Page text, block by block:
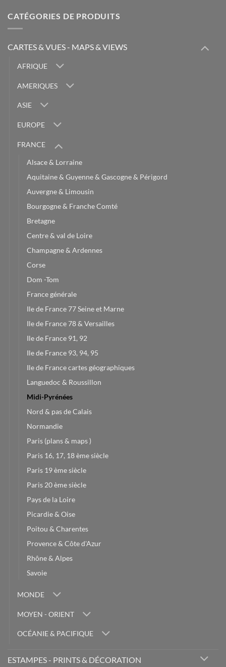
CATÉGORIES DE PRODUITS
CARTES & VUES - MAPS & VIEWS
AFRIQUE
AMERIQUES
ASIE
EUROPE
FRANCE
Alsace & Lorraine
Aquitaine & Guyenne & Gascogne & Périgord
Auvergne & Limousin
Bourgogne & Franche Comté
Bretagne
Centre & val de Loire
Champagne & Ardennes
Corse
Dom -Tom
France générale
Ile de France 77 Seine et Marne
Ile de France 78 & Versailles
Ile de France 91, 92
Ile de France 93, 94, 95
Ile de France cartes géographiques
Languedoc & Roussillon
Midi-Pyrénées
Nord & pas de Calais
Normandie
Paris (plans & maps )
Paris 16, 17, 18 ème siècle
Paris 19 ème siècle
Paris 20 ème siècle
Pays de la Loire
Picardie & Oise
Poitou & Charentes
Provence & Côte d'Azur
Rhône & Alpes
Savoie
MONDE
MOYEN - ORIENT
OCÉANIE & PACIFIQUE
ESTAMPES - PRINTS & DÉCORATION